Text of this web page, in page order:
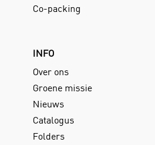
Co-packing
INFO
Over ons
Groene missie
Nieuws
Catalogus
Folders